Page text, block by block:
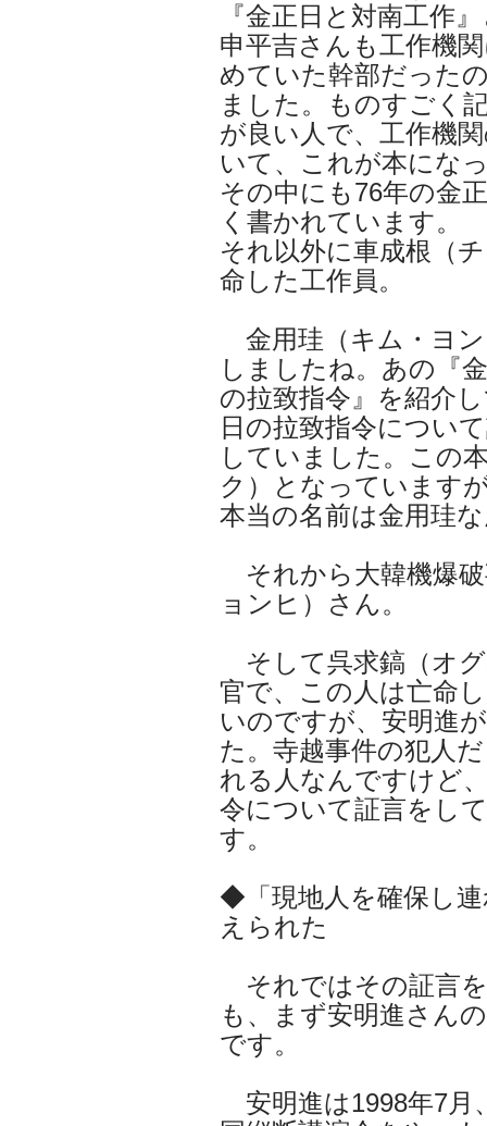
『金正日と対南工作
申平吉さんも工作機
めていた幹部だった
ました。ものすごく
が良い人で、工作機
いて、これが本にな
その中にも76年の金
く書かれています。
それ以外に車成根（
命した工作員。
金用珪（キム・ヨ
しましたね。あの『
の拉致指令』を紹介
日の拉致指令につい
していました。この
ク）となっています
本当の名前は金用珪
それから大韓機爆
ョンヒ）さん。
そして呉求鎬（オ
官で、この人は亡命
いのですが、安明進
た。寺越事件の犯人
れる人なんですけど
令について証言をし
す。
◆「現地人を確保し
えられた
それではその証言
も、まず安明進さん
です。
安明進は1998年7月